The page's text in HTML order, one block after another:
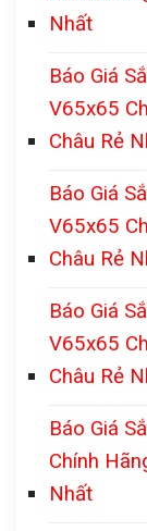
Nhất
Báo Giá
V65x65
Châu Rẻ
Báo Giá
V65x65
Châu Rẻ
Báo Giá
V65x65
Châu Rẻ
Báo Giá
Chính
Nhất